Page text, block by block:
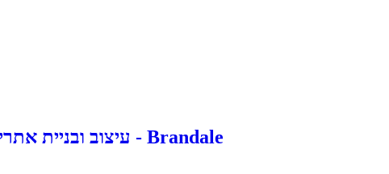
Brandale - עיצוב ובניית אתרים